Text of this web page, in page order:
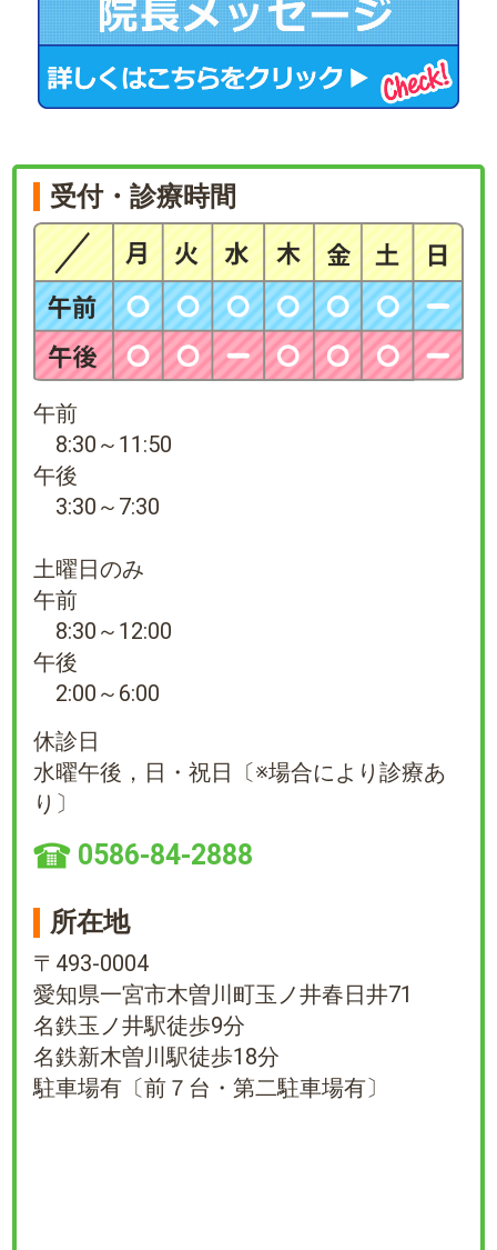
受付・診療時間
午前
8:30～11:50
午後
3:30～7:30
土曜日のみ
午前
8:30～12:00
午後
2:00～6:00
休診日
水曜午後，日・祝日〔※場合により診療あ
り〕
0586-84-2888
所在地
〒493-0004
愛知県一宮市木曽川町玉ノ井春日井71
名鉄玉ノ井駅徒歩9分
名鉄新木曽川駅徒歩18分
駐車場有〔前７台・第二駐車場有〕